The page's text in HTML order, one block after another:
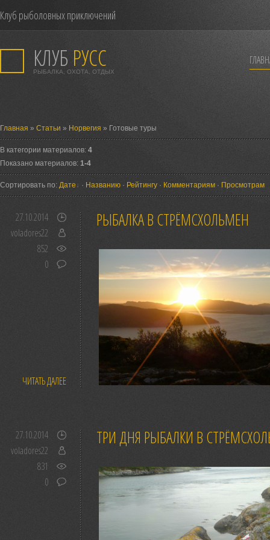
Клуб рыболовных приключений
КЛУБ РУСС
РЫБАЛКА, ОХОТА, ОТДЫХ
Главная » Статьи » Норвегия » Готовые туры
В категории материалов: 4
Показано материалов: 1-4
Сортировать по: Дате · Названию · Рейтингу · Комментариям · Просмотрам
РЫБАЛКА В СТРЁМСХОЛЬМЕН
27.10.2014
voladores22
852
0
ЧИТАТЬ ДАЛЕЕ
ТРИ ДНЯ РЫБАЛКИ В
27.10.2014
voladores22
831
0